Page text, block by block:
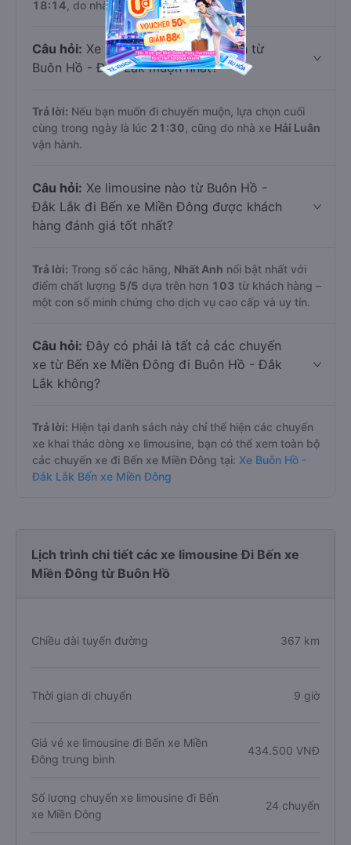
18:14 , do nhà xeHải Luânkhai thác.
Câu hỏi: Xe limousine nào khởi hành từ
Buôn Hồ - Đắk Lắk muộn nhất?
Trả lời: Nếu bạn muốn đi chuyến muộn, lựa chọn cuối
cùng trong ngày là lúc 21:30 , cũng do nhà xe Hải Luân
vận hành.
Câu hỏi: Xe limousine nào từ Buôn Hồ -
Đắk Lắk đi Bến xe Miền Đông được khách
hàng đánh giá tốt nhất?
Trả lời: Trong số các hãng, Nhất Anh nổi bật nhất với
điểm chất lượng 5/5 dựa trên hơn 103 từ khách hàng –
một con số minh chứng cho dịch vụ cao cấp và uy tín.
Câu hỏi: Đây có phải là tất cả các chuyến
xe từ Bến xe Miền Đông đi Buôn Hồ - Đắk
Lắk không?
Trả lời: Hiện tại danh sách này chỉ thể hiện các chuyến
xe khai thác dòng xe limousine, bạn có thể xem toàn bộ
các chuyến xe đi Bến xe Miền Đông tại: Xe Buôn Hồ -
Đắk Lắk Bến xe Miền Đông
Lịch trình chi tiết các xe limousine Đi Bến xe
Miền Đông từ Buôn Hồ
Chiều dài tuyến đường 367 km
Thời gian di chuyển 9 giờ
Giá vé xe limousine đi Bến xe Miền
Đông trung bình
434.500 VNĐ
Số lượng chuyến xe limousine đi Bến
xe Miền Đông
24 chuyến